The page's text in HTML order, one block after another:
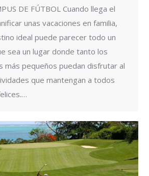
DE FÚTBOL Cuando llega el
unas vacaciones en familia,
ideal puede parecer todo un
sea un lugar donde tanto los
más pequeños puedan disfrutar al
que mantengan a todos